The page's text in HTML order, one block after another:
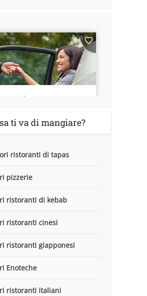
ti va di mangiare?
ristoranti di tapas
pizzerie
ristoranti di kebab
ristoranti cinesi
ristoranti giapponesi
Enoteche
ristoranti italiani